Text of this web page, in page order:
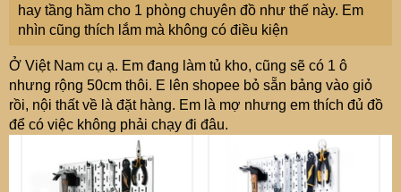
hay tầng hầm cho 1 phòng chuyên đồ như thế này. Em
nhìn cũng thích lắm mà không có điều kiện
Ở Việt Nam cụ ạ. Em đang làm tủ kho, cũng sẽ có 1 ô
nhưng rộng 50cm thôi. E lên shopee bỏ sẵn bảng vào giỏ
rồi, nội thất về là đặt hàng. Em là mợ nhưng em thích đủ đồ
để có việc không phải chạy đi đâu.